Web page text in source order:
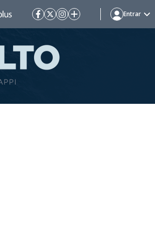
Entrar